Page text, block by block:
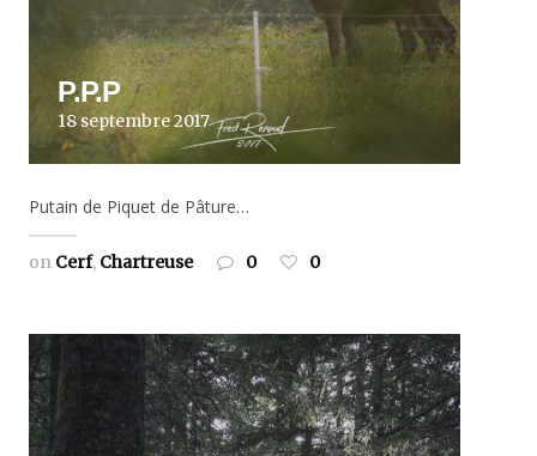
P.P.P
18 septembre 2017
Putain de Piquet de Pâture…
on Cerf, Chartreuse 0 0